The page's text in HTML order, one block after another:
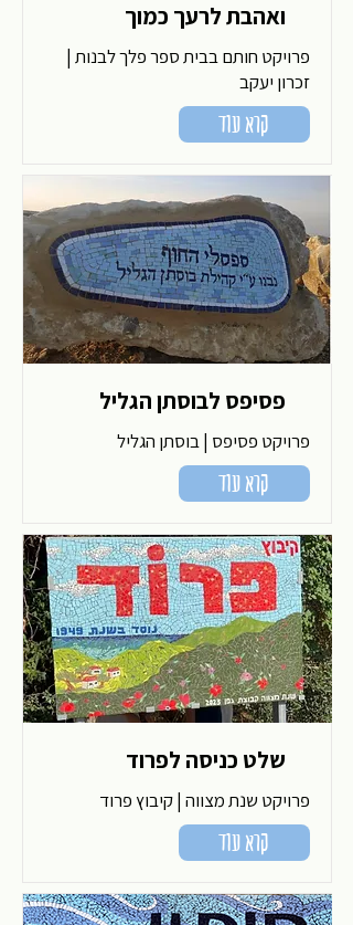
ואהבת לרעך כמוך
פרויקט חותם בבית ספר פלך לבנות |
זכרון יעקב
קרא עוד
פסיפס לבוסתן הגליל
פרויקט פסיפס | בוסתן הגליל
קרא עוד
שלט כניסה לפרוד
פרויקט שנת מצווה | קיבוץ פרוד
קרא עוד